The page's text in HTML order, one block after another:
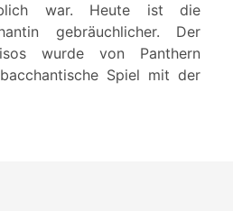
war. Heute ist die
gebräuchlicher. Der
wurde von Panthern
Spiel mit der